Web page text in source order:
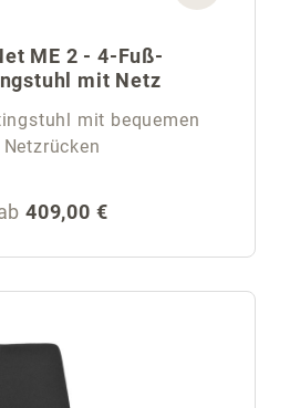
ME 2 - 4-Fuß-
mit Netz
mit bequemen
Netzrücken
Preis:
409,00 €